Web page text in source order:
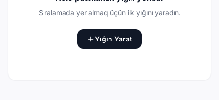
Sıralamada yer almaq üçün ilk yığını yaradın.
Yığın Yarat